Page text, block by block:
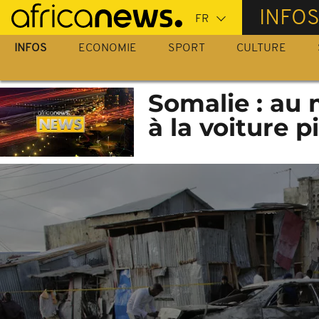
Passer
au
contenu
INFOS
INFOS ECONOMIE SPORT CULTURE
Somalie : au
à la voiture